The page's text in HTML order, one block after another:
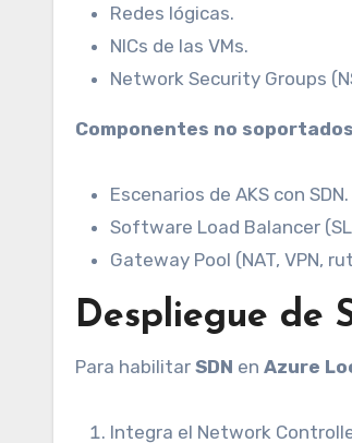
Redes lógicas.
NICs de las VMs.
Network Security Groups
Componentes no soportados
Escenarios de AKS con SDN.
Software Load Balancer
Gateway Pool (NAT, VPN,
Despliegue de
Para habilitar SDN en Azure
Integra el Network